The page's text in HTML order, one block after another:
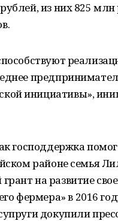
из них 825 млн
инициативы»,
господдержка
районе семья
на развитие
фермера» в 2016
докупили